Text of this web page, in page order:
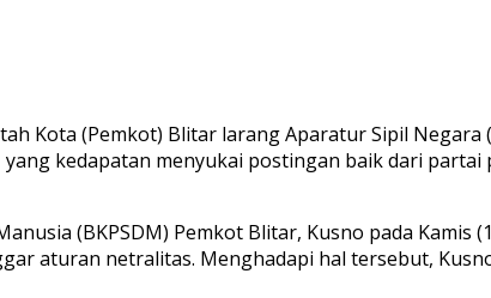
Kota (Pemkot) Blitar larang Aparatur Sipil
kedapatan menyukai postingan baik dari
(BKPSDM) Pemkot Blitar, Kusno pada
aturan netralitas. Menghadapi hal tersebut,